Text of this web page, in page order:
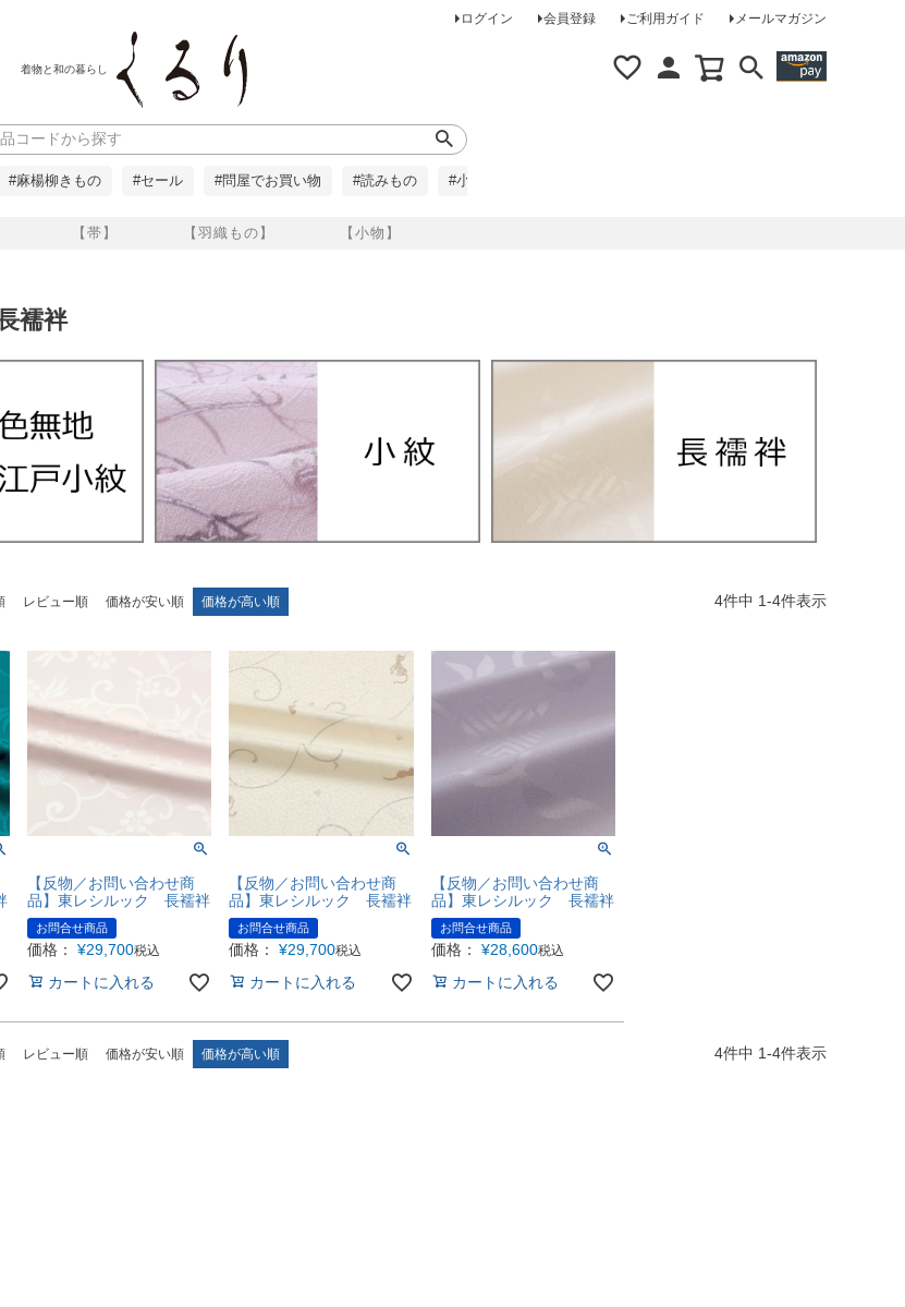
ログイン 会員登録 ご利用ガイド メールマガジン
着物と和の暮らし
【帯】 【羽織もの】 【小物】
#麻楊柳きもの #セール #問屋でお買い物 #読みもの #小柄な方に
襦袢
レビュー順 価格が安い順 価格が高い順 4件中 1-4件表示
【反物／お問い合わせ商
品】東レシルック 長襦袢
お問合せ商品
価格： ¥29,700税込
カートに入れる
【反物／お問い合わせ商
品】東レシルック 長襦袢
お問合せ商品
価格： ¥29,700税込
カートに入れる
【反物／お問い合わせ商
品】東レシルック 長襦袢
お問合せ商品
価格： ¥28,600税込
カートに入れる
レビュー順 価格が安い順 価格が高い順 4件中 1-4件表示